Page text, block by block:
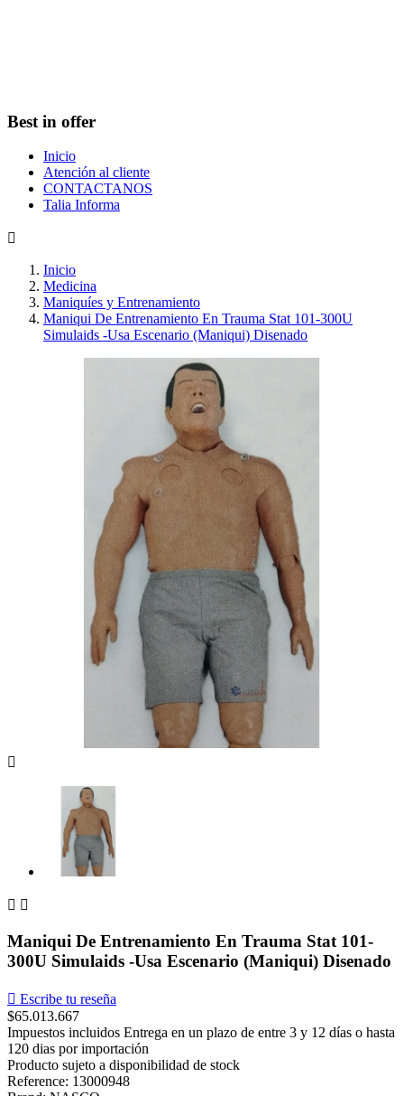
Best in offer
Inicio
Atención al cliente
CONTACTANOS
Talia Informa

Inicio
Medicina
Maniquíes y Entrenamiento
Maniqui De Entrenamiento En Trauma Stat 101-300U
Simulaids -Usa Escenario (Maniqui) Disenado

 
Maniqui De Entrenamiento En Trauma Stat 101-
300U Simulaids -Usa Escenario (Maniqui) Disenado
 Escribe tu reseña
$65.013.667
Impuestos incluidos Entrega en un plazo de entre 3 y 12 días o hasta
120 dias por importación
Producto sujeto a disponibilidad de stock
Reference: 13000948